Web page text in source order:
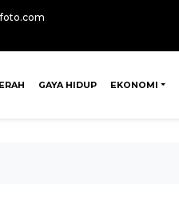
GAYA HIDUP EKONOMI